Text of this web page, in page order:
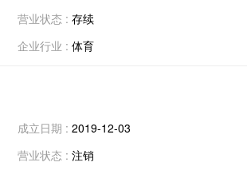
营业状态 : 存续
企业行业 : 体育
成立日期 : 2019-12-03
营业状态 : 注销